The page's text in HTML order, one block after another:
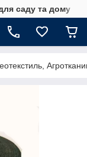
саду та дому